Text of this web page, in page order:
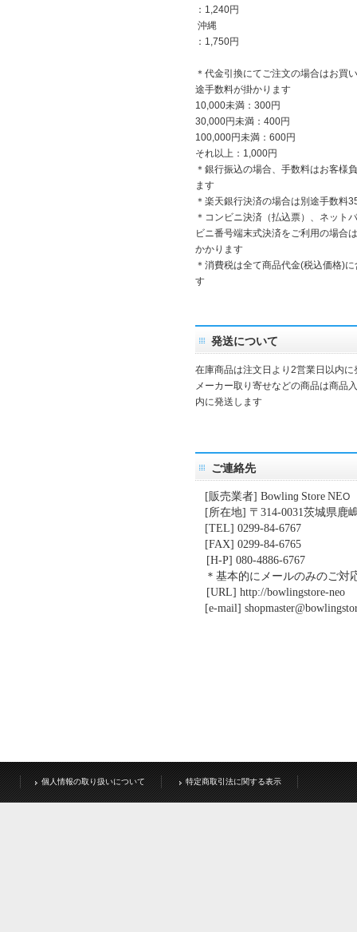
：1,240円
沖縄
：1,750円
＊代金引換にてご注文の場合はお買
途手数料が掛かります
10,000未満：300円
30,000円未満：400円
100,000円未満：600円
それ以上：1,000円
＊銀行振込の場合、手数料はお客様
ます
＊楽天銀行決済の場合は別途手数料
＊コンビニ決済（払込票）、ネット
ビニ番号端末式決済をご利用の場合
かかります
＊消費税は全て商品代金(税込価格)
す
発送について
在庫商品は注文日より2営業日以内
メーカー取り寄せなどの商品は商品
内に発送します
ご連絡先
[販売業者] Bowling Store NEO
[所在地] 〒 314-0031茨城県鹿
[TEL] 0299-84-6767
[FAX] 0299-84-6765
[H-P] 080-4886-6767
＊基本的にメールのみのご対
[URL] http://bowlingstore-neo
[e-mail]
個人情報の取り扱いについて 特定商取引法に関する表示